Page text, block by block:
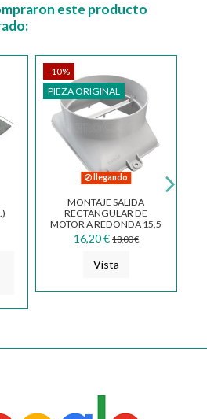
este producto
-10%
PIEZA ORIGINAL
llegando
MONTAJE SALIDA
RECTANGULAR DE
MOTOR A REDONDA 15,5
X 11 CM DIAMETRO 12
CM
16,20 € 18,00 €
Vista